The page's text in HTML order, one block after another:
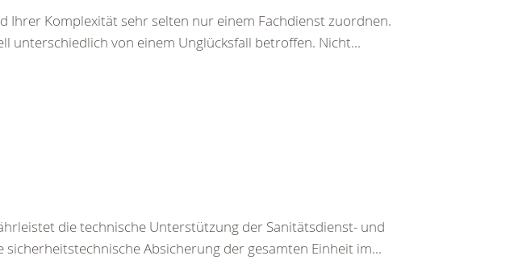
Ihrer Komplexität sehr selten nur einem Fachdienst zuordnen.
unterschiedlich von einem Unglücksfall betroffen. Nicht...
die technische Unterstützung der Sanitätsdienst- und
Absicherung der gesamten Einheit im...